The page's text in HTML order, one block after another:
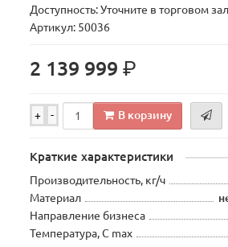
Доступность: Уточните в торговом
Артикул: 50036
2 139 999р.
+ - В корзину
Краткие характеристики
Производительность, кг/ч
Материал
Направление бизнеса
Температура, С max